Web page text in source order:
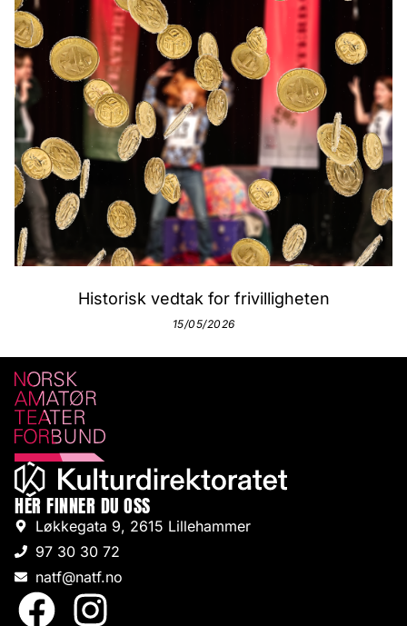
Historisk vedtak for frivilligheten
15/05/2026
HER FINNER DU OSS
Løkkegata 9, 2615 Lillehammer
97 30 30 72
natf@natf.no